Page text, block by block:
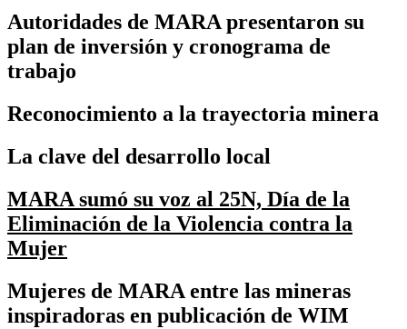
Autoridades de MARA presentaron su
plan de inversión y cronograma de
trabajo
Reconocimiento a la trayectoria minera
La clave del desarrollo local
MARA sumó su voz al 25N, Día de la
Eliminación de la Violencia contra la
Mujer
Mujeres de MARA entre las mineras
inspiradoras en publicación de WIM